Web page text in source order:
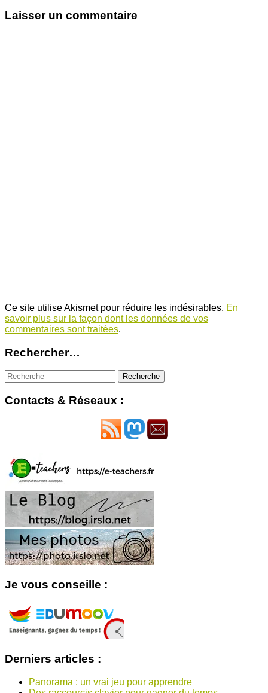
Laisser un commentaire
Ce site utilise Akismet pour réduire les indésirables. En
savoir plus sur la façon dont les données de vos
commentaires sont traitées.
Rechercher…
Contacts & Réseaux :
Je vous conseille :
Derniers articles :
Panorama : un vrai jeu pour apprendre